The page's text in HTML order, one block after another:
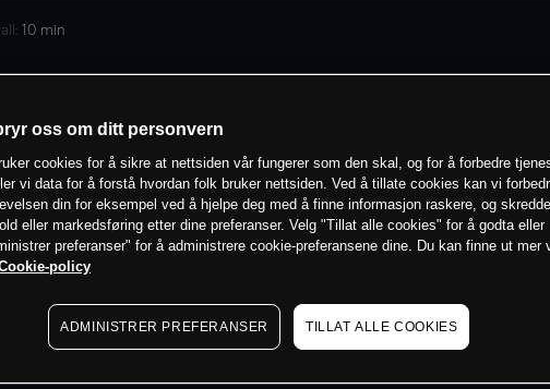
10 min
oss om ditt personvern
cookies for å sikre at nettsiden vår fungerer som den skal, og for å forbedre
vi data for å forstå hvordan folk bruker nettsiden. Ved å tillate cookies kan vi
din for eksempel ved å hjelpe deg med å finne informasjon raskere, og
eller markedsføring etter dine preferanser. Velg "Tillat alle cookies" for å godta eller
preferanser" for å administrere cookie-preferansene dine. Du kan finne ut mer
policy
ADMINISTRER PREFERANSER TILLAT ALLE COOKIES